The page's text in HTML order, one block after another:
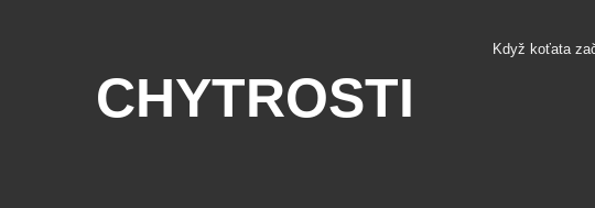
CHYTROSTI
Když koťata